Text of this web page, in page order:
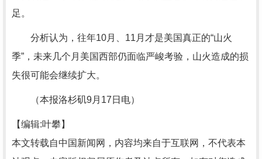
足。
分析认为，往年10月、11月才是美国真正的“山火
季”，未来几个月美国西部仍面临严峻考验，山火造成的损
失很可能会继续扩大。
（本报洛杉矶9月17日电）
【编辑:叶攀】
本文转载自中国新闻网，内容均来自于互联网，不代表本